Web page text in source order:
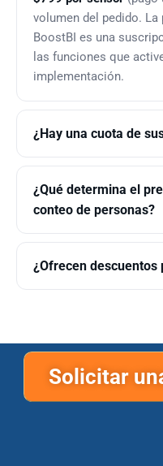
volumen del pedido.
BoostBI es una
las funciones que
implementación.
¿Hay una cuota de
¿Qué determina el
conteo de personas?
¿Ofrecen descuentos
Solicitar